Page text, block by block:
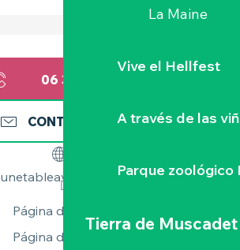
La Maine
Vive el Hellfest
A través de las
Parque zoológico
Tierra de Muscadet
06 36 21 45
CONTÁCTENOS
unetableavecplaisir.fr
Página de Facebook
Página de Instagram